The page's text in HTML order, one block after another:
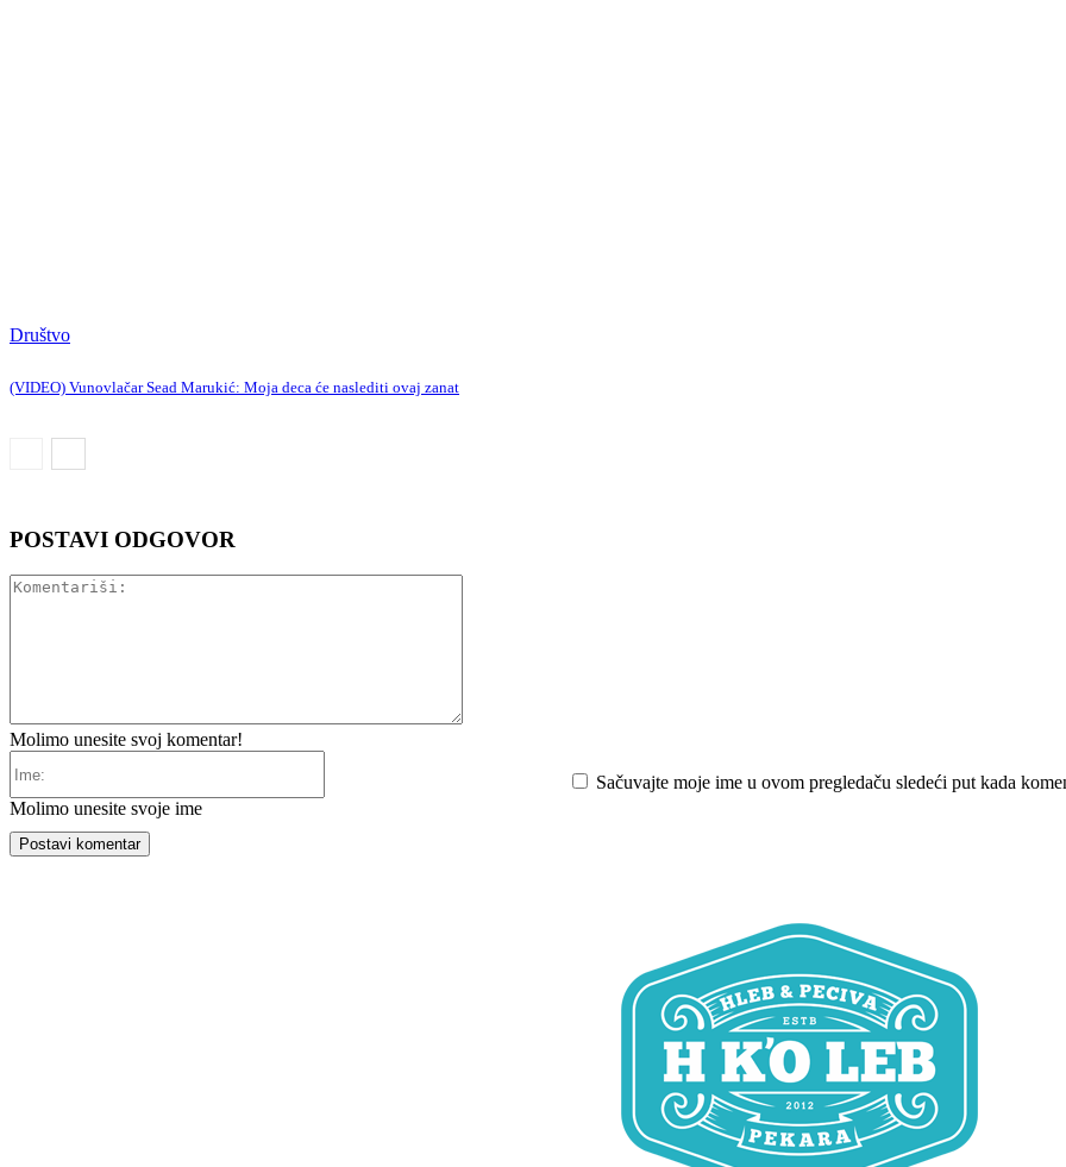
Društvo
(VIDEO) Vunovlačar Sead Marukić: Moja deca će naslediti ovaj zanat
POSTAVI ODGOVOR
Molimo unesite svoj komentar!
Molimo unesite svoje ime
Sačuvajte moje ime u ovom pregledaču sledeći put kada